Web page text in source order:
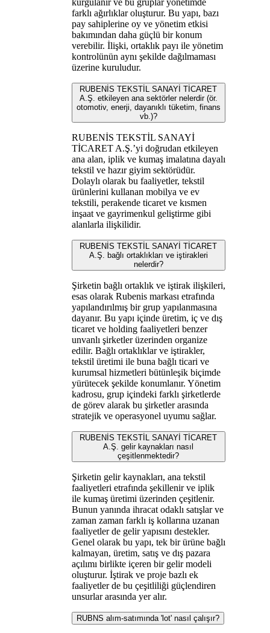
kurgulanır ve bu gruplar yönetimde
farklı ağırlıklar oluşturur. Bu yapı, bazı
pay sahiplerine oy ve yönetim etkisi
bakımından daha güçlü bir konum
verebilir. İlişki, ortaklık payı ile yönetim
kontrolünün aynı şekilde dağılmaması
üzerine kuruludur.
RUBENİS TEKSTİL SANAYİ TİCARET
A.Ş. etkileyen ana sektörler nelerdir (ör.
otomotiv, enerji, dayanıklı tüketim, finans
vb.)?
RUBENİS TEKSTİL SANAYİ
TİCARET A.Ş.’yi doğrudan etkileyen
ana alan, iplik ve kumaş imalatına dayalı
tekstil ve hazır giyim sektörüdür.
Dolaylı olarak bu faaliyetler, tekstil
ürünlerini kullanan mobilya ve ev
tekstili, perakende ticaret ve kısmen
inşaat ve gayrimenkul geliştirme gibi
alanlarla ilişkilidir.
RUBENİS TEKSTİL SANAYİ TİCARET
A.Ş. bağlı ortaklıkları ve iştirakleri
nelerdir?
Şirketin bağlı ortaklık ve iştirak ilişkileri,
esas olarak Rubenis markası etrafında
yapılandırılmış bir grup yapılanmasına
dayanır. Bu yapı içinde üretim, iç ve dış
ticaret ve holding faaliyetleri benzer
unvanlı şirketler üzerinden organize
edilir. Bağlı ortaklıklar ve iştirakler,
tekstil üretimi ile buna bağlı ticari ve
kurumsal hizmetleri bütünleşik biçimde
yürütecek şekilde konumlanır. Yönetim
kadrosu, grup içindeki farklı şirketlerde
de görev alarak bu şirketler arasında
stratejik ve operasyonel uyumu sağlar.
RUBENİS TEKSTİL SANAYİ TİCARET
A.Ş. gelir kaynakları nasıl
çeşitlenmektedir?
Şirketin gelir kaynakları, ana tekstil
faaliyetleri etrafında şekillenir ve iplik
ile kumaş üretimi üzerinden çeşitlenir.
Bunun yanında ihracat odaklı satışlar ve
zaman zaman farklı iş kollarına uzanan
faaliyetler de gelir yapısını destekler.
Genel olarak bu yapı, tek bir ürüne bağlı
kalmayan, üretim, satış ve dış pazara
açılımı birlikte içeren bir gelir modeli
oluşturur. İştirak ve proje bazlı ek
faaliyetler de bu çeşitliliği güçlendiren
unsurlar arasında yer alır.
RUBNS alım-satımında 'lot' nasıl çalışır?